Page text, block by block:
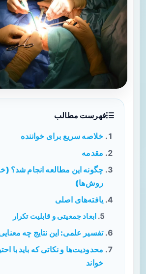
فهرست مطالب
خلاصه سریع برای خواننده
مقدمه
چگونه این مطالعه انجام شد؟
روش‌ها)
یافته‌های اصلی
ابعاد جمعیتی و قابلیت تکرار
تفسیر علمی: این نتایج چه
محدودیت‌ها و نکاتی که باید با
خواند